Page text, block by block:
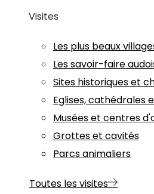
Visites
Les plus beaux
Les savoir-faire
Sites historiques et
Eglises, cathédrales
Musées et centres
Grottes et cavités
Parcs animaliers
Toutes les visites